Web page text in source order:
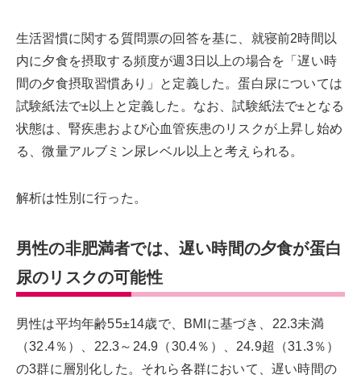
生活習慣に関する質問票の回答を基に、就寝前2時間以
内に夕食を摂取する頻度が週3日以上の場合を「遅い時
間の夕食摂取習慣あり」と定義した。蛋白尿については
試験紙法で±以上と定義した。なお、試験紙法で±となる
状態は、腎疾患および心血管疾患のリスクが上昇し始め
る、微量アルブミン尿レベル以上と考えられる。
解析は性別に行った。
男性の非肥満者では、遅い時間の夕食が蛋白
尿のリスクの可能性
男性は平均年齢55±14歳で、BMIに基づき、22.3未満
（32.4％）、22.3～24.9（30.4％）、24.9超（31.3％）
の3群に層別化した。それら各群において、遅い時間の